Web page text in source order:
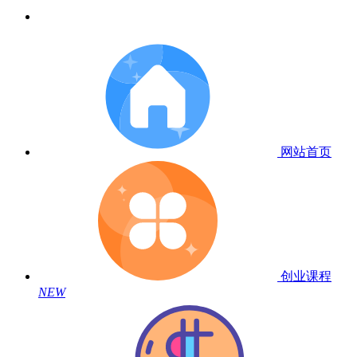
网站首页
创业课程
NEW